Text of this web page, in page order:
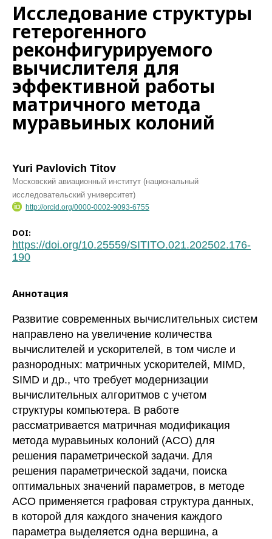
Исследование структуры
гетерогенного
реконфигурируемого
вычислителя для
эффективной работы
матричного метода
муравьиных колоний
Yuri Pavlovich Titov
Московский авиационный институт (национальный
исследовательский университет)
http://orcid.org/0000-0002-9093-6755
DOI:
https://doi.org/10.25559/SITITO.021.202502.176-
190
Аннотация
Развитие современных вычислительных систем
направлено на увеличение количества
вычислителей и ускорителей, в том числе и
разнородных: матричных ускорителей, MIMD,
SIMD и др., что требует модернизации
вычислительных алгоритмов с учетом
структуры компьютера. В работе
рассматривается матричная модификация
метода муравьиных колоний (ACO) для
решения параметрической задачи. Для
решения параметрической задачи, поиска
оптимальных значений параметров, в методе
ACO применяется графовая структура данных,
в которой для каждого значения каждого
параметра выделяется одна вершина, а